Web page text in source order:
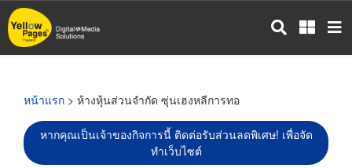
ข้าม
ไป
หน้าแรก > ห้างหุ้นส่วนจำกัด ซุ่นเฮงหลีการทอ
หากคุณเป็นเจ้าของกิจการนี้ ติดต่อรับส่วนลดพิเศษ! เพื่อจัด
ทำเว็บไซต์